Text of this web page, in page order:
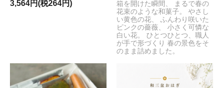
3,564円(税264円)
箱を開けた瞬間、 まるで春の
花束のような和菓子。 やさし
い黄色の花、 ふんわり咲いた
ピンクの薔薇、 小さく可憐な
白い花。 ひとつひとつ、職人
が手で形づくり 春の景色をそ
のまま詰めました。